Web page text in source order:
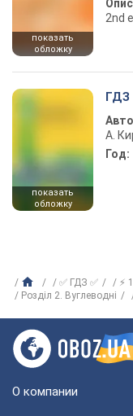
показать
обложку
2nd
показать
обложку
ГДЗ
А.
Год:
✅ ГДЗ ✅ ⚡
Розділ 2. Вуглеводні
О компании